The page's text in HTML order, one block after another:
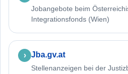
Jobangebote beim
Integrationsfonds (Wien)
Jba.gv.at
Stellenanzeigen bei der